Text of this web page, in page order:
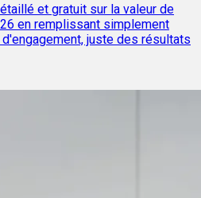
et gratuit sur la valeur de
en remplissant simplement
juste des résultats